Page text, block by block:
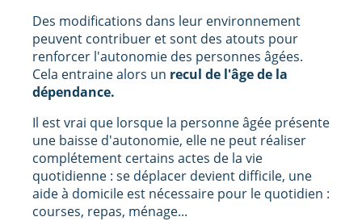
Des modifications dans leur environnement
peuvent contribuer et sont des atouts pour
renforcer l'autonomie des personnes âgées.
Cela entraine alors un recul de l'âge de la
dépendance.
Il est vrai que lorsque la personne âgée présente
une baisse d'autonomie, elle ne peut réaliser
complétement certains actes de la vie
quotidienne : se déplacer devient difficile, une
aide à domicile est nécessaire pour le quotidien :
courses, repas, ménage...